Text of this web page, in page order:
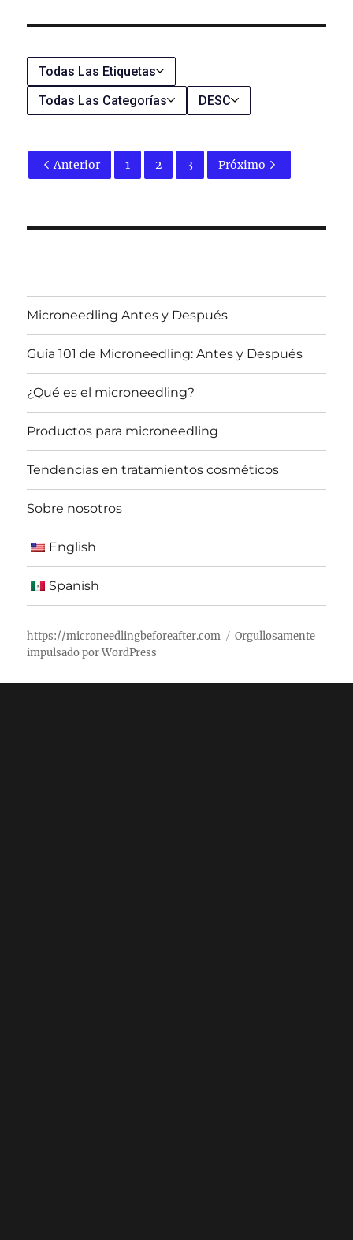
Todas Las Etiquetas
Todas Las Categorías
DESC
Anterior 1 2 3 Próximo
Microneedling Antes y Después
Guía 101 de Microneedling: Antes y Después
¿Qué es el microneedling?
Productos para microneedling
Tendencias en tratamientos cosméticos
Sobre nosotros
English
Spanish
https://microneedlingbeforeafter.com
Orgullosamente
impulsado por WordPress